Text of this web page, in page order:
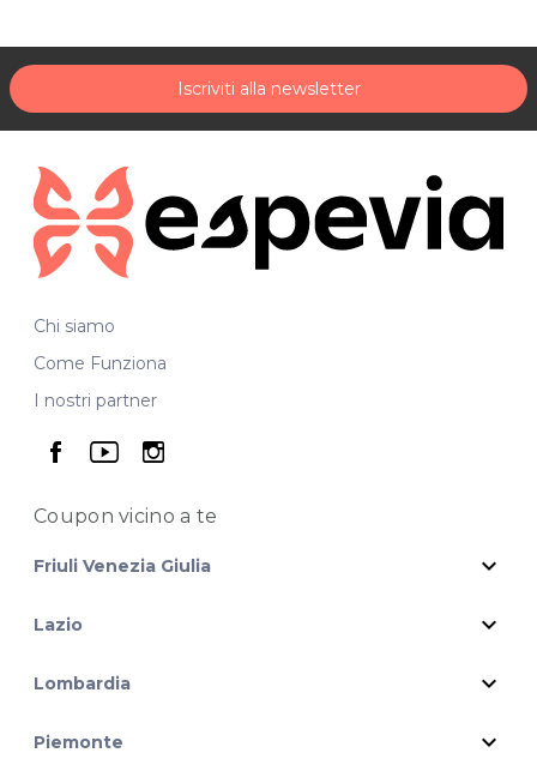
Iscriviti alla newsletter
Chi siamo
Come Funziona
I nostri partner
seguici su facebook
seguici su youtube
seguici su instagram
Coupon vicinoa te
Friuli Venezia Giulia expand_more
Lazio expand_more
Lombardia expand_more
Piemonte expand_more